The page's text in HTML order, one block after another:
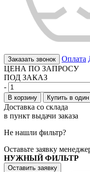
Заказать звонок Оплата
ЦЕНА ПО ЗАПРОСУ
ПОД ЗАКАЗ
-
В корзину Купить в
Доставка со склада
в пункт выдачи заказа
Не нашли фильтр?
Оставьте заявку
НУЖНЫЙ ФИЛЬТР
Оставить заявку